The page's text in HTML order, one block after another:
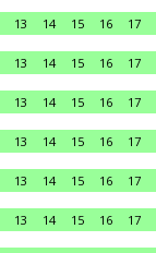
13 14 15 16 17
13 14 15 16 17
13 14 15 16 17
13 14 15 16 17
13 14 15 16 17
13 14 15 16 17